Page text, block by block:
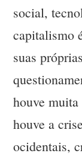
social,
capitalismo
suas
houve
houve a
ocidentais,